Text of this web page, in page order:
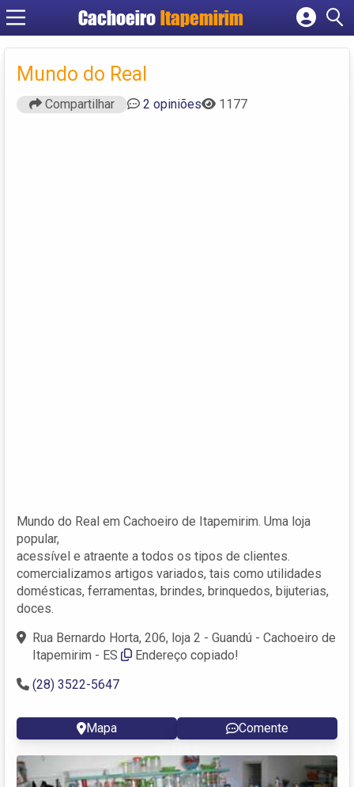
Cachoeiro Itapemirim
Cadastrar empresa
Mundo do Real
Compartilhar 2 opiniões 1177
Mundo do Real em Cachoeiro de Itapemirim. Uma loja
popular,
acessível e atraente a todos os tipos de clientes.
comercializamos artigos variados, tais como utilidades
domésticas, ferramentas, brindes, brinquedos, bijuterias,
doces.
Rua Bernardo Horta, 206, loja 2 - Guandú - Cachoeiro de
Itapemirim - ES
Endereço copiado!
(28) 3522-5647
Mapa Comente